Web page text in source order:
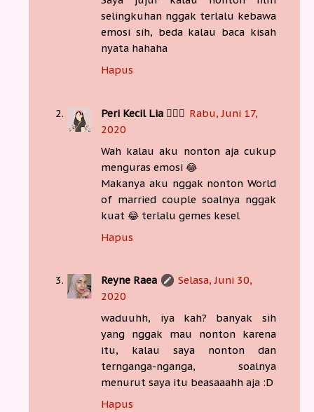
selingkuhan nggak terlalu kebawa
emosi sih, beda kalau baca kisah
nyata hahaha
Hapus
Peri Kecil Lia 🧚🏻‍♀️ Rabu, Juni 17,
2020
Wah kalau aku nonton aja cukup
menguras emosi 😂
Makanya aku nggak nonton World
of married couple soalnya nggak
kuat 😂 terlalu gemes kesel
Hapus
Reyne Raea
Selasa, Juni 30,
2020
waduuhh, iya kah? banyak sih
yang nggak mau nonton karena
itu, kalau saya nonton dan
ternganga-nganga, soalnya
menurut saya itu beasaaahh aja :D
Hapus